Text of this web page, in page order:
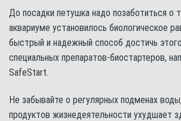
До посадки петушка надо позаботиться о
аквариуме установилось биологическое
быстрый и надежный способ достичь
специальных препаратов-биостартеров,
SafeStart.
Не забывайте о регулярных подменах
продуктов жизнедеятельности ухудшает